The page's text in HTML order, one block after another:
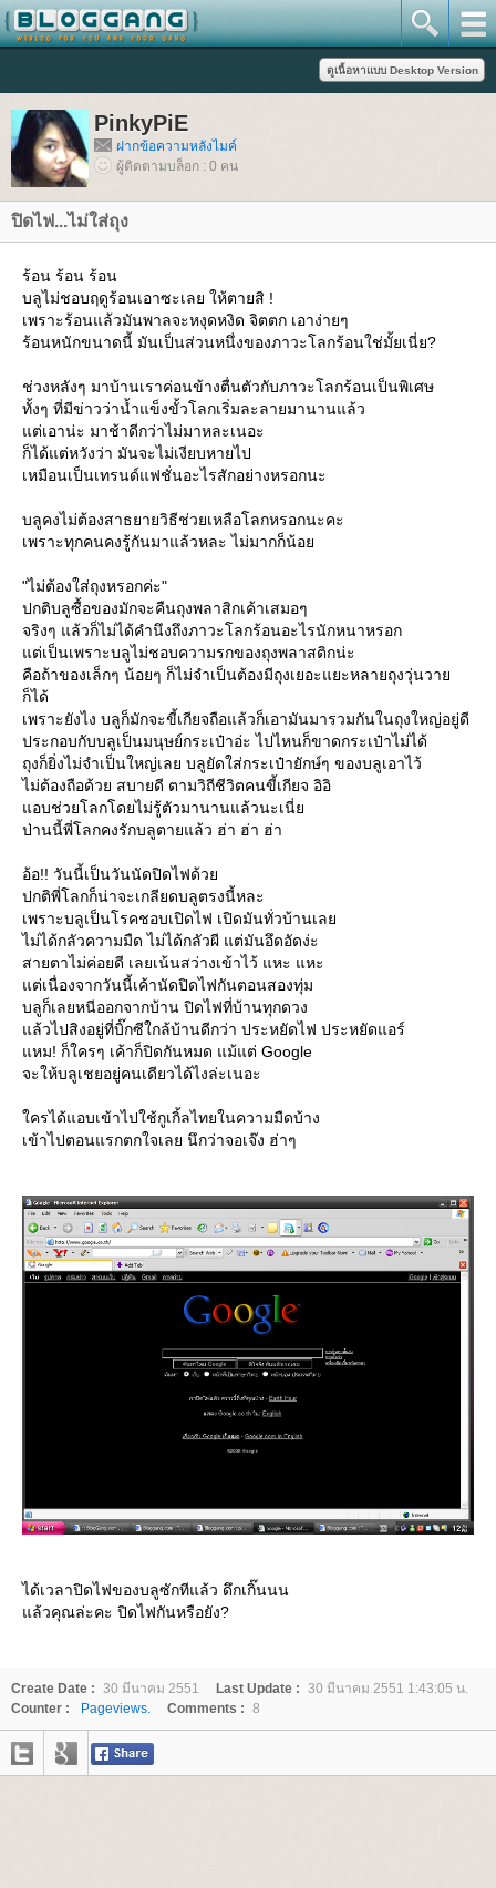
PinkyPiE
ฝากข้อความหลังไมค์
ผู้ติดตามบล็อก : 0 คน
ปิดไฟ...ไม่ใส่ถุง
ร้อน ร้อน ร้อน
บลูไม่ชอบฤดูร้อนเอาซะเลย ให้ตายสิ !
เพราะร้อนแล้วมันพาลจะหงุดหงิด จิตตก เอาง่ายๆ
ร้อนหนักขนาดนี้ มันเป็นส่วนหนึ่งของภาวะโลกร้อนใช่มั้ยเนี่ย?
ช่วงหลังๆ มาบ้านเราค่อนข้างตื่นตัวกับภาวะโลกร้อนเป็นพิเศษ
ทั้งๆ ที่มีข่าวว่าน้ำแข็งขั้วโลกเริ่มละลายมานานแล้ว
ต่เอาน่ะ มาช้าดีกว่าไม่มาหละเนอะ
ก็ได้แต่หวังว่า มันจะไม่เงียบหายไป
เหมือนเป็นเทรนด์แฟชั่นอะไรสักอย่างหรอกนะ
บลูคงไม่ต้องสาธยายวิธีช่วยเหลือโลกหรอกนะคะ
เพราะทุกคนคงรู้กันมาแล้วหละ ไม่มากก็น้อ
"ไม่ต้องใส่ถุงหรอกค่ะ"
ปกติบลูซื้อของมักจะคืนถุงพลาสิกเค้าเสมอๆ
จริงๆ แล้วก็ไม่ได้คำนึงถึงภาวะโลกร้อนอะไรนักหนาหรอก
ต่เป็นเพราะบลูไม่ชอบความรกของถุงพลาสติกน่ะ
คือถ้าของเล็กๆ น้อยๆ ก็ไม่จำเป็นต้องมีถุงเยอะแยะหลายถุงวุ่นวา
ก็ได้
เพราะยังไง บลูก็มักจะขี้เกียจถือแล้วก็เอามันมารวมกันในถุงใหญ่อยู่ดี
ประกอบกับบลูเป็นมนุษย์กระเป๋าอ่ะ ไปไหนก็ขาดกระเป๋าไม่ได้
ถุงก็ยิ่งไม่จำเป็นใหญ่เลย บลูยัดใส่กระเป๋ายักษ์ๆ ของบลูเอาไว้
ไม่ต้องถือด้วย สบายดี ตามวิถีชีวิตคนขี้เกียจ อิอิ
อบช่วยโลกโดยไม่รู้ตัวมานานแล้วนะเนี่
ป่านนี้พี่โลกคงรักบลูตายแล้ว ฮ่า ฮ่า ฮ่า
อ้อ!! วันนี้เป็นวันนัดปิดไฟด้ว
ปกติพี่โลกก็น่าจะเกลียดบลูตรงนี้หละ
เพราะบลูเป็นโรคชอบเปิดไฟ เปิดมันทั่วบ้านเล
ไม่ได้กลัวความมืด ไม่ได้กลัวผี แต่มันอึดอัดง่ะ
สายตาไม่ค่อยดี เลยเน้นสว่างเข้าไว้ แหะ แหะ
ต่เนื่องจากวันนี้เค้านัดปิดไฟกันตอนสองทุ่ม
บลูก็เลยหนีออกจากบ้าน ปิดไฟที่บ้านทุกดวง
ล้วไปสิงอยู่ที่บิ๊กซีใกล้บ้านดีกว่า ประหยัดไฟ ประหยัดแอร์
หม! ก็ใครๆ เค้าก็ปิดกันหมด แม้แต่ Google
จะให้บลูเชยอยู่คนเดียวได้ไงล่ะเนอะ
ครได้แอบเข้าไปใช้กูเกิ้ลไทยในความมืดบ้าง
เข้าไปตอนแรกตกใจเลย นึกว่าจอเจ๊ง ฮ่าๆ
ได้เวลาปิดไฟของบลูซักทีแล้ว ดึกเกิ๊นนน
ล้วคุณล่ะคะ ปิดไฟกันหรือยัง?
Create Date : 30 มีนาคม 2551 Last Update : 30 มีนาคม 2551 1:43:05 น.
Counter :
Pageviews. Comments : 8